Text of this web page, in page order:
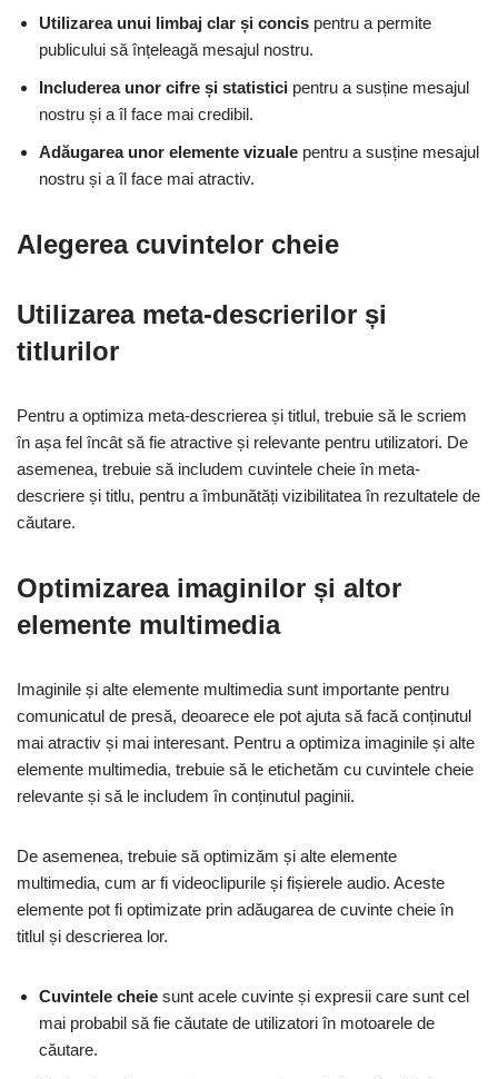
Utilizarea unui limbaj clar și concis pentru a permite
publicului să înțeleagă mesajul nostru.
Includerea unor cifre și statistici pentru a susține mesajul
nostru și a îl face mai credibil.
Adăugarea unor elemente vizuale pentru a susține mesajul
nostru și a îl face mai atractiv.
Alegerea cuvintelor cheie
Utilizarea meta-descrierilor și
titlurilor
Pentru a optimiza meta-descrierea și titlul, trebuie să le scriem
în așa fel încât să fie atractive și relevante pentru utilizatori. De
asemenea, trebuie să includem cuvintele cheie în meta-
descriere și titlu, pentru a îmbunătăți vizibilitatea în rezultatele de
căutare.
Optimizarea imaginilor și altor
elemente multimedia
Imaginile și alte elemente multimedia sunt importante pentru
comunicatul de presă, deoarece ele pot ajuta să facă conținutul
mai atractiv și mai interesant. Pentru a optimiza imaginile și alte
elemente multimedia, trebuie să le etichetăm cu cuvintele cheie
relevante și să le includem în conținutul paginii.
De asemenea, trebuie să optimizăm și alte elemente
multimedia, cum ar fi videoclipurile și fișierele audio. Aceste
elemente pot fi optimizate prin adăugarea de cuvinte cheie în
titlul și descrierea lor.
Cuvintele cheie sunt acele cuvinte și expresii care sunt cel
mai probabil să fie căutate de utilizatori în motoarele de
căutare.